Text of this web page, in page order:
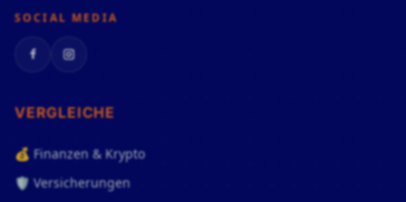
SOCIAL MEDIA
FacebookInstagram
VERGLEICHE
💰 Finanzen & Krypto
🛡️ Versicherungen